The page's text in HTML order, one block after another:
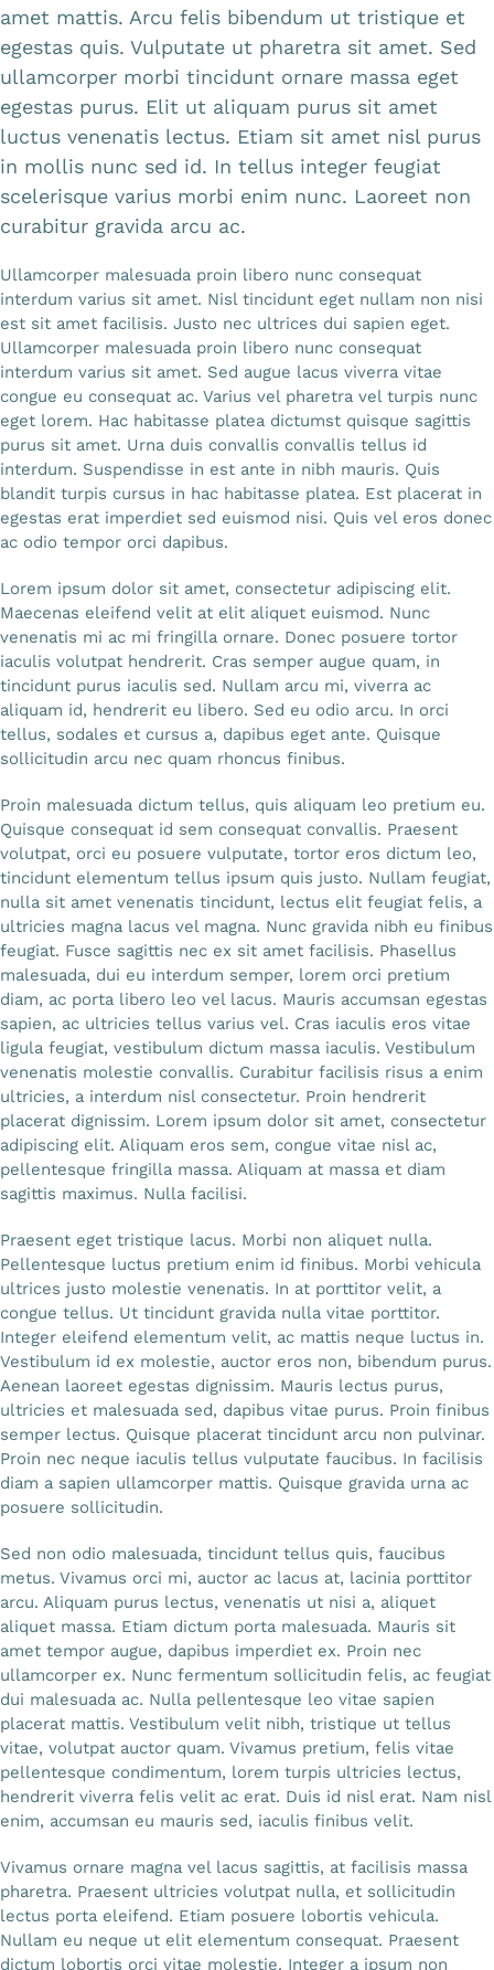
amet mattis. Arcu felis bibendum ut tristique et
egestas quis. Vulputate ut pharetra sit amet. Sed
ullamcorper morbi tincidunt ornare massa eget
egestas purus. Elit ut aliquam purus sit amet
luctus venenatis lectus. Etiam sit amet nisl purus
in mollis nunc sed id. In tellus integer feugiat
scelerisque varius morbi enim nunc. Laoreet non
curabitur gravida arcu ac.
Ullamcorper malesuada proin libero nunc consequat
interdum varius sit amet. Nisl tincidunt eget nullam non nisi
est sit amet facilisis. Justo nec ultrices dui sapien eget.
Ullamcorper malesuada proin libero nunc consequat
interdum varius sit amet. Sed augue lacus viverra vitae
congue eu consequat ac. Varius vel pharetra vel turpis nunc
eget lorem. Hac habitasse platea dictumst quisque sagittis
purus sit amet. Urna duis convallis convallis tellus id
interdum. Suspendisse in est ante in nibh mauris. Quis
blandit turpis cursus in hac habitasse platea. Est placerat in
egestas erat imperdiet sed euismod nisi. Quis vel eros donec
ac odio tempor orci dapibus.
Lorem ipsum dolor sit amet, consectetur adipiscing elit.
Maecenas eleifend velit at elit aliquet euismod. Nunc
venenatis mi ac mi fringilla ornare. Donec posuere tortor
iaculis volutpat hendrerit. Cras semper augue quam, in
tincidunt purus iaculis sed. Nullam arcu mi, viverra ac
aliquam id, hendrerit eu libero. Sed eu odio arcu. In orci
tellus, sodales et cursus a, dapibus eget ante. Quisque
sollicitudin arcu nec quam rhoncus finibus.
Proin malesuada dictum tellus, quis aliquam leo pretium eu.
Quisque consequat id sem consequat convallis. Praesent
volutpat, orci eu posuere vulputate, tortor eros dictum leo,
tincidunt elementum tellus ipsum quis justo. Nullam feugiat,
nulla sit amet venenatis tincidunt, lectus elit feugiat felis, a
ultricies magna lacus vel magna. Nunc gravida nibh eu finibus
feugiat. Fusce sagittis nec ex sit amet facilisis. Phasellus
malesuada, dui eu interdum semper, lorem orci pretium
diam, ac porta libero leo vel lacus. Mauris accumsan egestas
sapien, ac ultricies tellus varius vel. Cras iaculis eros vitae
ligula feugiat, vestibulum dictum massa iaculis. Vestibulum
venenatis molestie convallis. Curabitur facilisis risus a enim
ultricies, a interdum nisl consectetur. Proin hendrerit
placerat dignissim. Lorem ipsum dolor sit amet, consectetur
adipiscing elit. Aliquam eros sem, congue vitae nisl ac,
pellentesque fringilla massa. Aliquam at massa et diam
sagittis maximus. Nulla facilisi.
Praesent eget tristique lacus. Morbi non aliquet nulla.
Pellentesque luctus pretium enim id finibus. Morbi vehicula
ultrices justo molestie venenatis. In at porttitor velit, a
congue tellus. Ut tincidunt gravida nulla vitae porttitor.
Integer eleifend elementum velit, ac mattis neque luctus in.
Vestibulum id ex molestie, auctor eros non, bibendum purus.
Aenean laoreet egestas dignissim. Mauris lectus purus,
ultricies et malesuada sed, dapibus vitae purus. Proin finibus
semper lectus. Quisque placerat tincidunt arcu non pulvinar.
Proin nec neque iaculis tellus vulputate faucibus. In facilisis
diam a sapien ullamcorper mattis. Quisque gravida urna ac
posuere sollicitudin.
Sed non odio malesuada, tincidunt tellus quis, faucibus
metus. Vivamus orci mi, auctor ac lacus at, lacinia porttitor
arcu. Aliquam purus lectus, venenatis ut nisi a, aliquet
aliquet massa. Etiam dictum porta malesuada. Mauris sit
amet tempor augue, dapibus imperdiet ex. Proin nec
ullamcorper ex. Nunc fermentum sollicitudin felis, ac feugiat
dui malesuada ac. Nulla pellentesque leo vitae sapien
placerat mattis. Vestibulum velit nibh, tristique ut tellus
vitae, volutpat auctor quam. Vivamus pretium, felis vitae
pellentesque condimentum, lorem turpis ultricies lectus,
hendrerit viverra felis velit ac erat. Duis id nisl erat. Nam nisl
enim, accumsan eu mauris sed, iaculis finibus velit.
Vivamus ornare magna vel lacus sagittis, at facilisis massa
pharetra. Praesent ultricies volutpat nulla, et sollicitudin
lectus porta eleifend. Etiam posuere lobortis vehicula.
Nullam eu neque ut elit elementum consequat. Praesent
dictum lobortis orci vitae molestie. Integer a ipsum non